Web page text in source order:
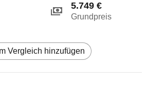
5.749 €
Grundpreis
Vergleich hinzufügen